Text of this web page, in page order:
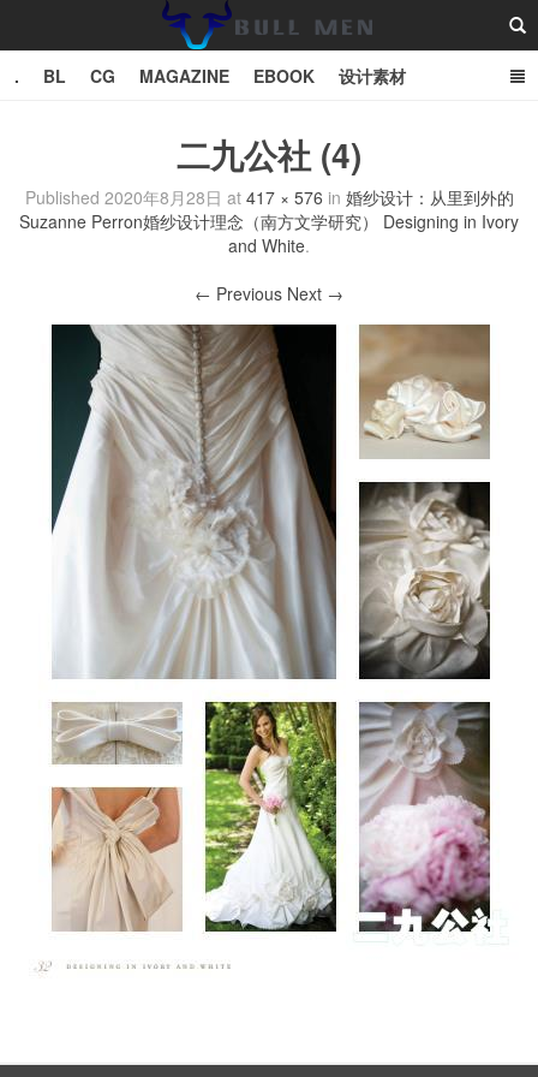
Bull Man斗牛士
. BL CG MAGAZINE EBOOK 设计素材
二九公社 (4)
Published 2020年8月28日 at 417 × 576 in 婚纱设计：从里到外的
Suzanne Perron婚纱设计理念（南方文学研究） Designing in Ivory
and White.
← Previous Next →